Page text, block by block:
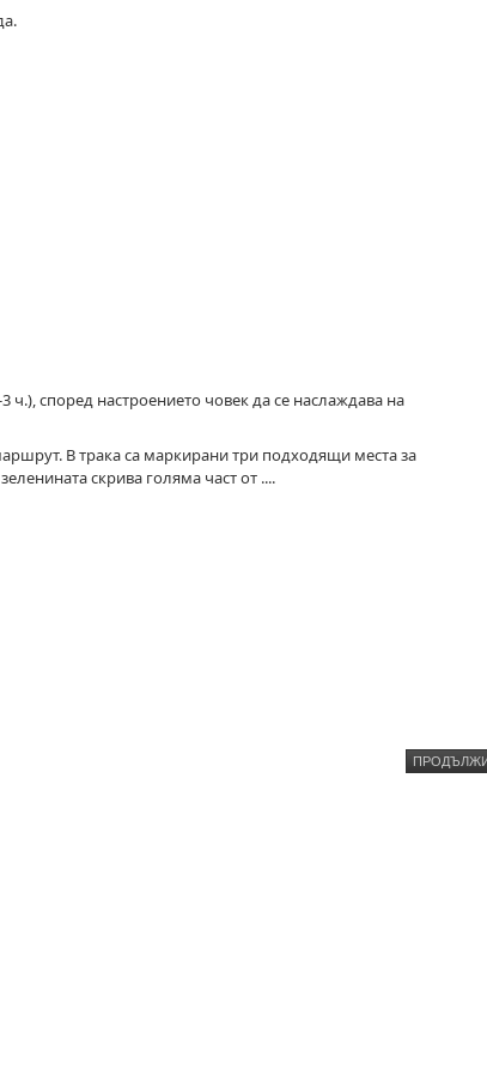
според настроението човек да се наслаждава на
В трака са маркирани три подходящи места за
скрива голяма част от ....